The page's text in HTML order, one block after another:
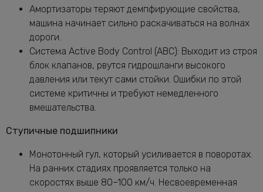
Амортизаторы теряют демпфирующие свойства,
машина начинает сильно раскачиваться на волнах
дороги.
Система Active Body Control (ABC): Выходит из строя
блок клапанов, рвутся гидрошланги высокого
давления или текут сами стойки. Ошибки по этой
системе критичны и требуют немедленного
вмешательства.
Ступичные подшипники
Монотонный гул, который усиливается в поворотах.
На ранних стадиях проявляется только на
скоростях выше 80–100 км/ч. Несвоевременная